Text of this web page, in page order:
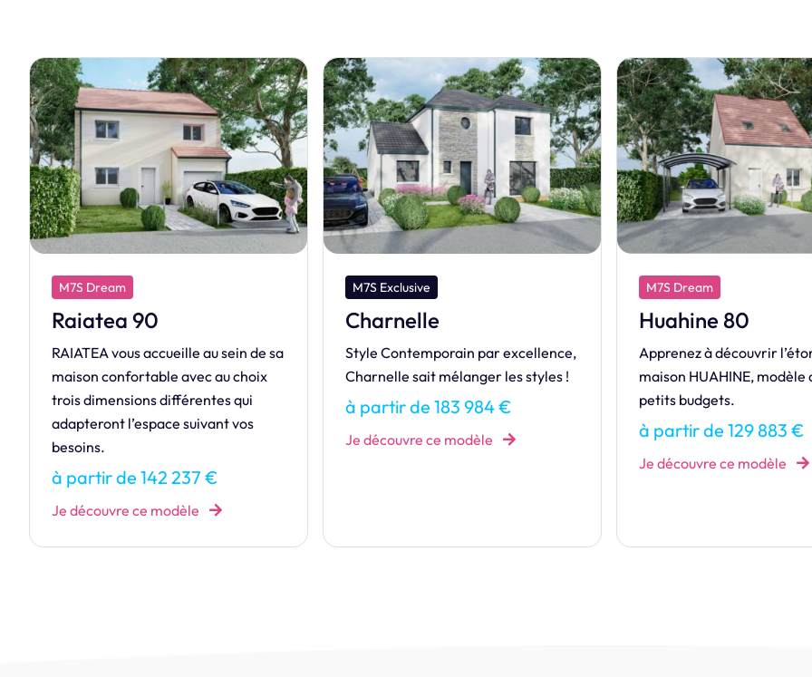
M7S Exclusive
Charnelle
Style Contemporain par excellence,
Charnelle sait mélanger les styles !
à partir de 183 984 €
Je découvre ce modèle
M7S Dream
Huahine 80
Apprenez à découvrir l’étonnante
maison HUAHINE, modèle dédié aux
petits budgets.
à partir de 129 883 €
M7S Exclusive
Magnifique
L’exclusive MAGNIFIQUE,
avec combles aménagés
ses portes !
à partir de 165 212 €
Je découvre ce modèle